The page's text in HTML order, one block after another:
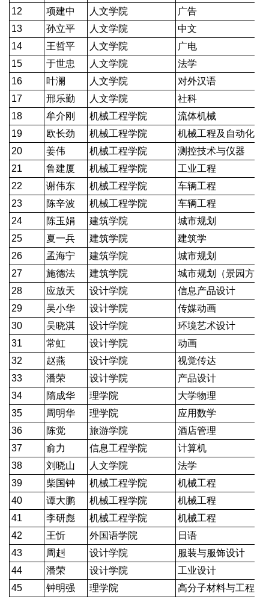
12
项建中 人文学院
广告
13
孙立平 人文学院
中文
14
王哲平 人文学院
广电
15
于世忠 人文学院
法学
16
叶澜 人文学院
对外汉语
17
邢乐勤 人文学院
社科
18
牟介刚 机械工程学院
流体机械
19
欧长劲 机械工程学院
机械工程及自动化
20
姜伟 机械工程学院
测控技术与仪器
21
鲁建厦 机械工程学院
工业工程
22
谢伟东 机械工程学院
车辆工程
23
陈辛波 机械工程学院
车辆工程
24
陈玉娟 建筑学院
城市规划
25
夏一兵 建筑学院
建筑学
26
孟海宁 建筑学院
城市规划
27
施德法 建筑学院
城市规划（景园方向
28
应放天 设计学院
信息产品设计
29
吴小华 设计学院
传媒动画
30
吴晓淇 设计学院
环境艺术设计
31
常虹 设计学院
动画
32
赵燕 设计学院
视觉传达
33
潘荣 设计学院
产品设计
34
隋成华 理学院
大学物理
35
周明华 理学院
应用数学
36
陈觉 旅游学院
酒店管理
37
俞力 信息工程学院
计算机
38
刘晓山 人文学院
法学
39
柴国钟 机械工程学院
机械工程
40
谭大鹏 机械工程学院
机械工程
41
李研彪 机械工程学院
机械工程
42
王忻 外国语学院
日语
43
周赳 设计学院
服装与服饰设计
44
潘荣 设计学院
工业设计
45
钟明强 理学院 高分子材料与工程